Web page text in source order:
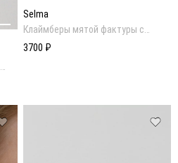
Selma
Клаймберы мятой фактуры с
золотым покрытием
3700 ₽